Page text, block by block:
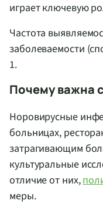
играет ключевую
Частота
заболеваемости
1.
Почему важна
Норовирусные
больницах,
затрагивающим
культуральные
отличие от них,
меры.